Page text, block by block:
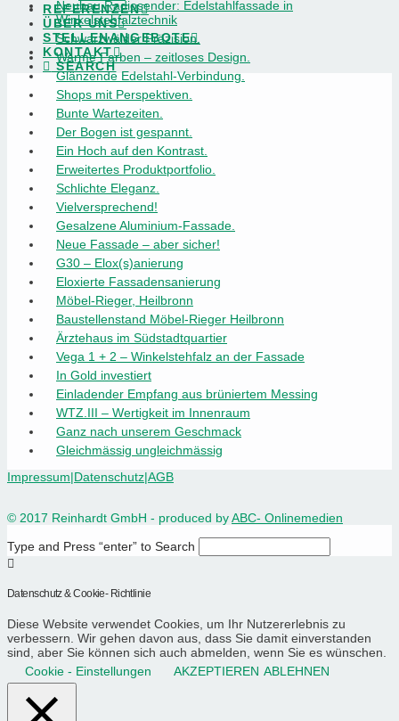
REFERENZEN
ÜBER UNS
STELLENANGEBOTE
KONTAKT
SEARCH
Neubau Radiosender: Edelstahlfassade in
Winkelstehfalztechnik
Schwarzwälder Präzision.
Warme Farben – zeitloses Design.
Glänzende Edelstahl-Verbindung.
Shops mit Perspektiven.
Bunte Wartezeiten.
Der Bogen ist gespannt.
Ein Hoch auf den Kontrast.
Erweitertes Produktportfolio.
Schlichte Eleganz.
Vielversprechend!
Gesalzene Aluminium-Fassade.
Neue Fassade – aber sicher!
G30 – Elox(s)anierung
Eloxierte Fassadensanierung
Möbel-Rieger, Heilbronn
Baustellenstand Möbel-Rieger Heilbronn
Ärztehaus im Südstadtquartier
Vega 1 + 2 – Winkelstehfalz an der Fassade
In Gold investiert
Einladender Empfang aus brüniertem Messing
WTZ.III – Wertigkeit im Innenraum
Ganz nach unserem Geschmack
Gleichmässig ungleichmässig
Impressum|Datenschutz|AGB
© 2017 Reinhardt GmbH - produced byABC- Onlinemedien
Type and Press “enter” to Search
Datenschutz & Cookie- Richtlinie
Diese Website verwendet Cookies, um Ihr Nutzererlebnis zu
verbessern. Wir gehen davon aus, dass Sie damit einverstanden
sind, aber Sie können sich auch abmelden, wenn Sie es wünschen.
Cookie - Einstellungen
AKZEPTIEREN ABLEHNEN